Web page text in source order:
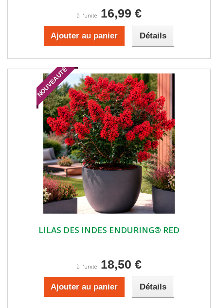
à l'unité 16,99 €
Ajouter au panier Détails
NOUVEAUTÉ
LILAS DES INDES ENDURING® RED
à l'unité 18,50 €
Ajouter au panier Détails